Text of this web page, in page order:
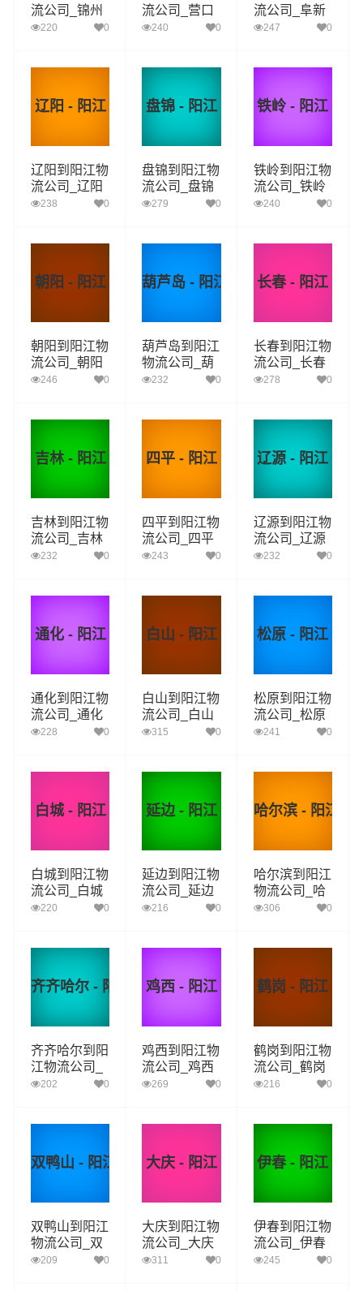
流公司_锦州
到阳江货运_
220 0
流公司_营口
到阳江货运_
240 0
流公司_阜新
到阳江货运_
247 0
辽阳 - 阳江
辽阳到阳江物
流公司_辽阳
到阳江货运_
238 0
盘锦 - 阳江
盘锦到阳江物
流公司_盘锦
到阳江货运_
279 0
铁岭 - 阳江
铁岭到阳江物
流公司_铁岭
到阳江货运_
240 0
朝阳 - 阳江
朝阳到阳江物
流公司_朝阳
到阳江货运_
246 0
葫芦岛 - 阳江
葫芦岛到阳江
物流公司_葫
芦岛到阳江货
232 0
长春 - 阳江
长春到阳江物
流公司_长春
到阳江货运_
278 0
吉林 - 阳江
吉林到阳江物
流公司_吉林
到阳江货运_
232 0
四平 - 阳江
四平到阳江物
流公司_四平
到阳江货运_
243 0
辽源 - 阳江
辽源到阳江物
流公司_辽源
到阳江货运_
232 0
通化 - 阳江
通化到阳江物
流公司_通化
到阳江货运_
228 0
白山 - 阳江
白山到阳江物
流公司_白山
到阳江货运_
315 0
松原 - 阳江
松原到阳江物
流公司_松原
到阳江货运_
241 0
白城 - 阳江
白城到阳江物
流公司_白城
到阳江货运_
220 0
延边 - 阳江
延边到阳江物
流公司_延边
到阳江货运_
216 0
哈尔滨 - 阳江
哈尔滨到阳江
物流公司_哈
尔滨到阳江货
306 0
齐齐哈尔 - 阳江
齐齐哈尔到阳
江物流公司_
齐齐哈尔到阳
202 0
鸡西 - 阳江
鸡西到阳江物
流公司_鸡西
到阳江货运_
269 0
鹤岗 - 阳江
鹤岗到阳江物
流公司_鹤岗
到阳江货运_
216 0
双鸭山 - 阳江
双鸭山到阳江
物流公司_双
鸭山到阳江货
209 0
大庆 - 阳江
大庆到阳江物
流公司_大庆
到阳江货运_
311 0
伊春 - 阳江
伊春到阳江物
流公司_伊春
到阳江货运_
245 0